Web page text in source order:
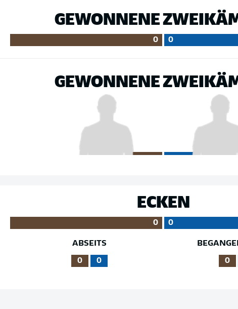
GEWONNENE
0 0
GEWONNENE
ECKEN
0 0
ABSEITS
0 0 0